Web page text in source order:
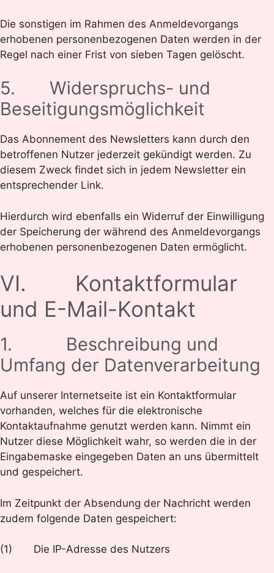
Die sonstigen im Rahmen des Anmeldevorgangs
erhobenen personenbezogenen Daten werden in der
Regel nach einer Frist von sieben Tagen gelöscht.
5. Widerspruchs- und
Beseitigungsmöglichkeit
Das Abonnement des Newsletters kann durch den
betroffenen Nutzer jederzeit gekündigt werden. Zu
diesem Zweck findet sich in jedem Newsletter ein
entsprechender Link.
Hierdurch wird ebenfalls ein Widerruf der Einwilligung
der Speicherung der während des Anmeldevorgangs
erhobenen personenbezogenen Daten ermöglicht.
VI. Kontaktformular
und E-Mail-Kontakt
1. Beschreibung und
Umfang der Datenverarbeitung
Auf unserer Internetseite ist ein Kontaktformular
vorhanden, welches für die elektronische
Kontaktaufnahme genutzt werden kann. Nimmt ein
Nutzer diese Möglichkeit wahr, so werden die in der
Eingabemaske eingegeben Daten an uns übermittelt
und gespeichert.
Im Zeitpunkt der Absendung der Nachricht werden
zudem folgende Daten gespeichert:
(1) Die IP-Adresse des Nutzers